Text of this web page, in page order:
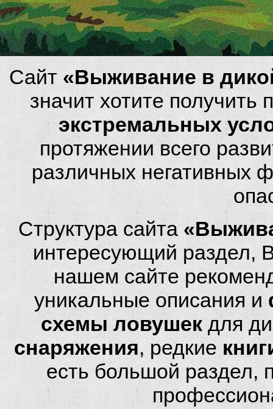
Сайт «Выживание в
значит хотите
экстремальных
протяжении всего
различных негативных
Структура сайта
интересующий раздел,
нашем сайте
уникальные описания и
схемы ловушек для
снаряжения, редкие
есть большой